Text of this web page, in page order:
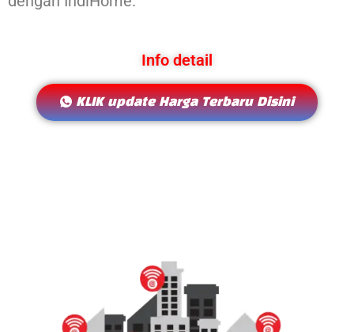
Info detail
KLIK update Harga Terbaru Disini